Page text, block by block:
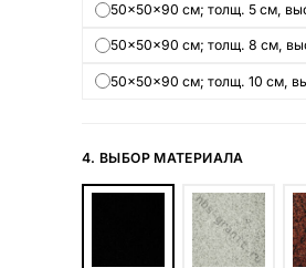
50×50×90 см; толщ. 5 см,
50×50×90 см; толщ. 8 см,
50×50×90 см; толщ. 10 см,
4. ВЫБОР МАТЕРИАЛА